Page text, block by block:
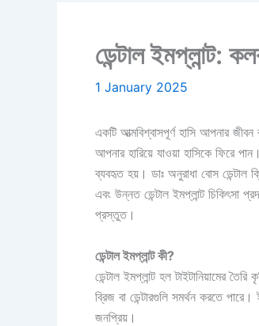
ডেন্টাল ইমপ্লান্ট:
1 January 2025
একটি আত্মবিশ্বাসপূর্ণ হাসি আপনার
আপনার হারিয়ে যাওয়া হাসিকে ফিরে
ব্যবহৃত হয়। ডাঃ অনুরাধা বোস ডেন্টাল
এবং উন্নত ডেন্টাল ইমপ্লান্ট চিকিৎসা
প্রস্তুত।
ডেন্টাল ইমপ্লান্ট কী?
ডেন্টাল ইমপ্লান্ট হল টাইটানিয়ামের
ব্রিজ বা ডেন্টারগুলি সমর্থন করতে
জনপ্রিয়।